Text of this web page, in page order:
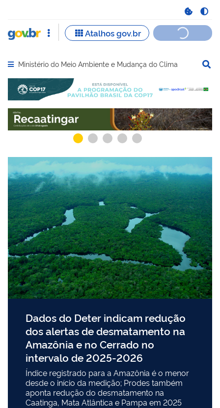
Abrir menu principal de navegação
Ministério do Meio Ambiente e Mudança do Clima
Serviços recomendados para você Serviços
Dados do Deter indicam redução
dos alertas de desmatamento na
Amazônia e no Cerrado no
intervalo de 2025-2026
Índice registrado para a Amazônia é o menor
desde o início da medição; Prodes também
aponta redução do desmatamento na
Caatinga, Mata Atlântica e Pampa em 2025